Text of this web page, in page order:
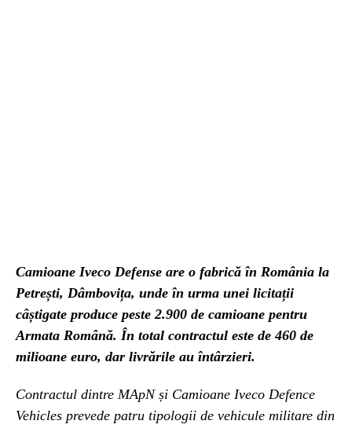
Camioane Iveco Defense are o fabrică în România la
Petrești, Dâmbovița, unde în urma unei licitații
câștigate produce peste 2.900 de camioane pentru
Armata Română. În total contractul este de 460 de
milioane euro, dar livrările au întârzieri.
Contractul dintre MApN și Camioane Iveco Defence
Vehicles prevede patru tipologii de vehicule militare din